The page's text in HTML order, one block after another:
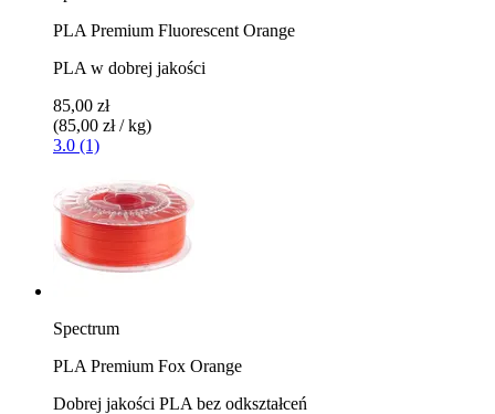
PLA Premium Fluorescent Orange
PLA w dobrej jakości
85,00 zł
(85,00 zł / kg)
3.0 (1)
Spectrum
PLA Premium Fox Orange
Dobrej jakości PLA bez odkształceń